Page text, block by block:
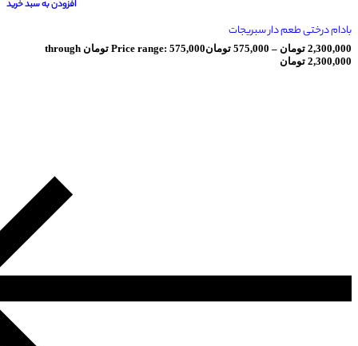
افزودن به سبد خرید
دار سبریجات
–
575,000 تومان Price range: 575,000 تومان through